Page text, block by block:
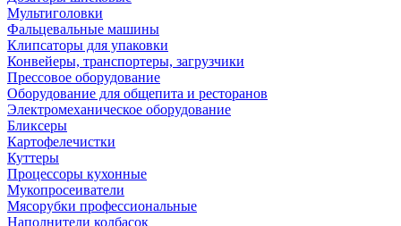
Мультиголовки
Фальцевальные машины
Клипсаторы для упаковки
Конвейеры, транспортеры, загрузчики
Прессовое оборудование
Оборудование для общепита и ресторанов
Электромеханическое оборудование
Бликсеры
Картофелечистки
Куттеры
Процессоры кухонные
Мукопросеиватели
Мясорубки профессиональные
Наполнители колбасок